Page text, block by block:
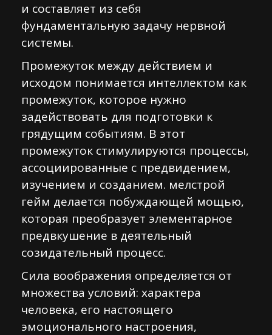
и составляет из себя
фундаментальную задачу нервной
системы.
Промежуток между действием и
исходом понимается интеллектом как
промежуток, которое нужно
задействовать для подготовки к
грядущим событиям. В этот
промежуток стимулируются процессы,
ассоциированные с предвидением,
изучением и созданием. мелстрой
гейм делается побуждающей мощью,
которая преобразует элементарное
предвкушение в деятельный
созидательный процесс.
Сила воображения определяется от
множества условий: характера
человека, его настоящего
эмоционального настроения,